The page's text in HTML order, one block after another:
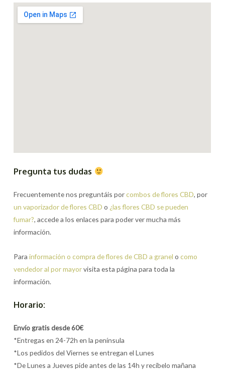
Pregunta tus dudas
Frecuentemente nos preguntáis porcombos de flores CBD, por
un vaporizador de flores CBD o ¿las flores CBD se pueden
fumar?, accede a los enlaces para poder ver mucha más
información.
Parainformación o compra de flores de CBD a granel ocomo
vendedor al por mayorvisita esta página para toda la
información.
Horario:
Envío gratis desde 60€
*Entregas en 24-72h en la península
*Los pedidos del Viernes se entregan el Lunes
*De Lunes a Jueves pide antes de las 14h y recíbelo mañana